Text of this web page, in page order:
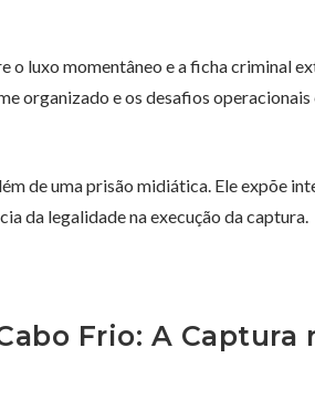
o luxo momentâneo e a ficha criminal
organizado e os desafios
de uma prisão midiática. Ele expõe
da legalidade na execução da captura.
Frio: A Captura